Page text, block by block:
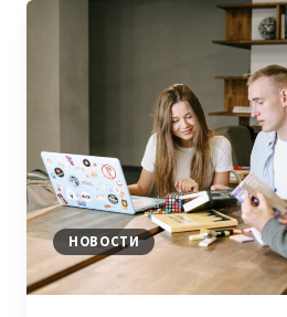
TECHNOLOGY
НОВОСТИ